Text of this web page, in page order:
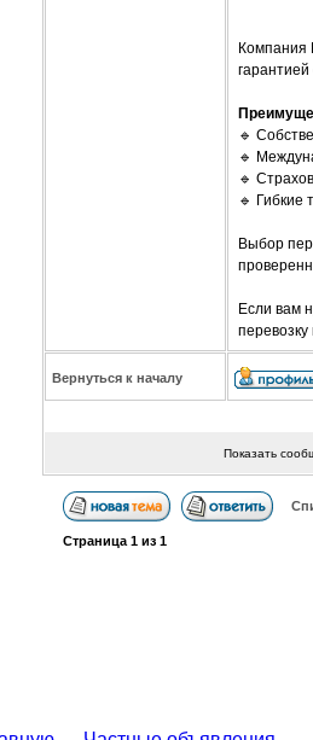
Компания
гарантией
🔹
🔹
🔹
🔹 Гибкие
Выбор
Если вам
перевозку
Вернуться к началу
Показать
Страница 1 из 1